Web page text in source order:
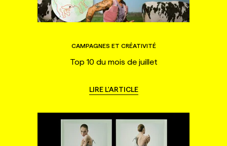
CAMPAGNES ET CRÉATIVITÉ
Top 10 du mois de juillet
LIRE L'ARTICLE